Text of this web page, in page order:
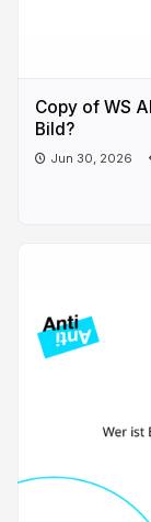
Copy of WS
Bild?
Jun 30, 2026